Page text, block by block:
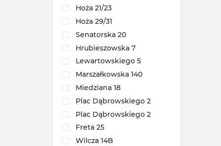
Hoża 21/23
Hoża 29/31
Senatorska 20
Hrubieszowska 7
Lewartowskiego 5
Marszałkowska 140
Miedziana 18
Plac Dąbrowskiego 2
Plac Dąbrowskiego 2
Freta 25
Wilcza 14B